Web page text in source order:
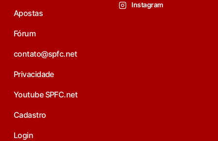
Apostas
Fórum
contato@spfc.net
Privacidade
Youtube SPFC.net
Cadastro
Login
Instagram